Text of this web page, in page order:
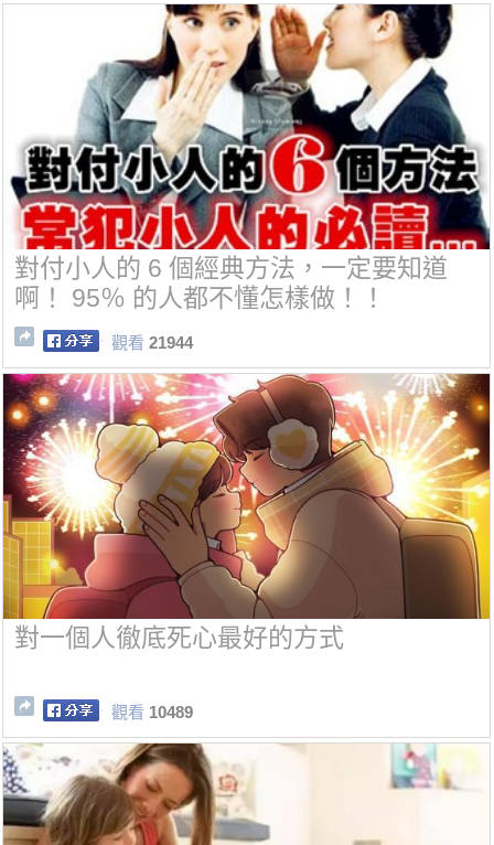
對付小人的 6 個經典方法，一定要知道
啊！ 95％ 的人都不懂怎樣做！！
觀看 21944
對一個人徹底死心最好的方式
觀看 10489